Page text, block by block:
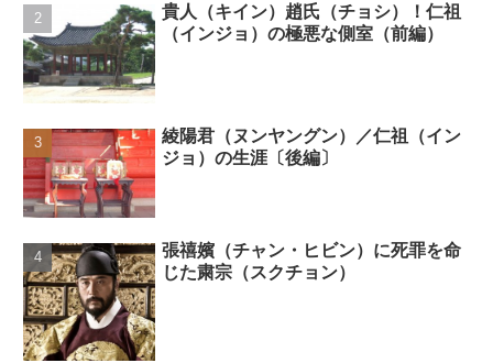
貴人（キイン）趙氏（チョシ）！仁祖
（インジョ）の極悪な側室（前編）
綾陽君（ヌンヤングン）／仁祖（イン
ジョ）の生涯〔後編〕
張禧嬪（チャン・ヒビン）に死罪を命
じた粛宗（スクチョン）